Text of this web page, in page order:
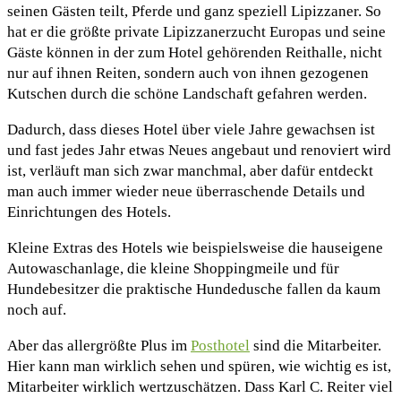
seinen Gästen teilt, Pferde und ganz speziell Lipizzaner. So
hat er die größte private Lipizzanerzucht Europas und seine
Gäste können in der zum Hotel gehörenden Reithalle, nicht
nur auf ihnen Reiten, sondern auch von ihnen gezogenen
Kutschen durch die schöne Landschaft gefahren werden.
Dadurch, dass dieses Hotel über viele Jahre gewachsen ist
und fast jedes Jahr etwas Neues angebaut und renoviert wird
ist, verläuft man sich zwar manchmal, aber dafür entdeckt
man auch immer wieder neue überraschende Details und
Einrichtungen des Hotels.
Kleine Extras des Hotels wie beispielsweise die hauseigene
Autowaschanlage, die kleine Shoppingmeile und für
Hundebesitzer die praktische Hundedusche fallen da kaum
noch auf.
Aber das allergrößte Plus im Posthotel sind die Mitarbeiter.
Hier kann man wirklich sehen und spüren, wie wichtig es ist,
Mitarbeiter wirklich wertzuschätzen. Dass Karl C. Reiter viel